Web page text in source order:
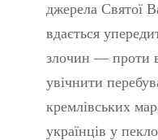
джерела Святої
вдається
злочин — проти
увічнити
кремлівських
українців у